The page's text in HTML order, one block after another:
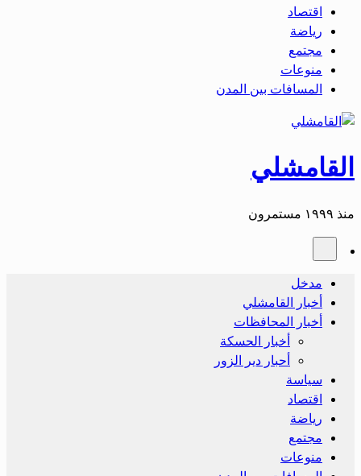
اقتصاد
رياضة
مجتمع
منوعات
المسافات بين المدن
القامشلي
منذ ١٩٩٩ مستمرون
مدخل
أخبار القامشلي
أخبار المحافظات
أخبار الحسكة
أحبار دير الزور
سياسة
اقتصاد
رياضة
مجتمع
منوعات